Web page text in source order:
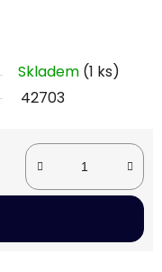
Skladem (1 ks)
42703